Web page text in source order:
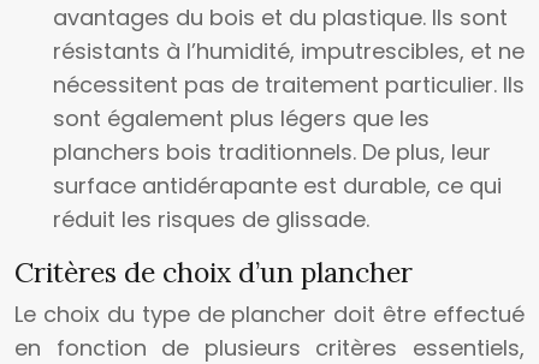
avantages du bois et du plastique. Ils sont
résistants à l’humidité, imputrescibles, et ne
nécessitent pas de traitement particulier. Ils
sont également plus légers que les
planchers bois traditionnels. De plus, leur
surface antidérapante est durable, ce qui
réduit les risques de glissade.
Critères de choix d’un plancher
Le choix du type de plancher doit être effectué
en fonction de plusieurs critères essentiels,